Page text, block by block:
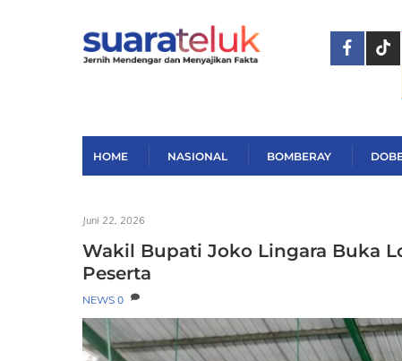
HOME NASIONAL BOMBERAY
Juni 22, 2026
Wakil Bupati Joko Lingara Buka
Peserta
NEWS 0